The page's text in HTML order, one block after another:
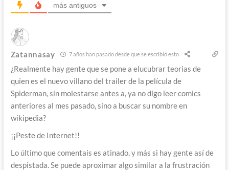
más antiguos
Zatannasay 7 años han pasado desde que se escribió esto
¿Realmente hay gente que se pone a elucubrar teorias de
quien es el nuevo villano del trailer de la película de
Spiderman, sin molestarse antes a, ya no digo leer comics
anteriores al mes pasado, sino a buscar su nombre en
wikipedia?
¡¡Peste de Internet!!
Lo último que comentais es atinado, y más si hay gente así de
despistada. Se puede aproximar algo similar a la frustración